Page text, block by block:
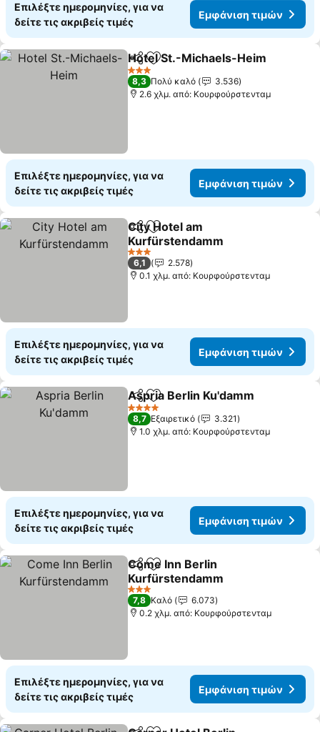
Επιλέξτε ημερομηνίες, για να
δείτε τις ακριβείς τιμές
Εμφάνιση τιμών
Κοινοποίηση
Προσθήκη στα αγαπημένα
Hotel St.-Michaels-Heim
3 Αστέρια
8,3 Πολύ καλό
3.536
2.6 χλμ. από: Κουρφούρστενταμ
Επιλέξτε ημερομηνίες, για να
δείτε τις ακριβείς τιμές
Εμφάνιση τιμών
Κοινοποίηση
Προσθήκη στα αγαπημένα
City Hotel am
Kurfürstendamm
3 Αστέρια
6,1
2.578
0.1 χλμ. από: Κουρφούρστενταμ
Επιλέξτε ημερομηνίες, για να
δείτε τις ακριβείς τιμές
Εμφάνιση τιμών
Κοινοποίηση
Προσθήκη στα αγαπημένα
Aspria Berlin Ku'damm
4 Αστέρια
8,7 Εξαιρετικό
3.321
1.0 χλμ. από: Κουρφούρστενταμ
Επιλέξτε ημερομηνίες, για να
δείτε τις ακριβείς τιμές
Εμφάνιση τιμών
Κοινοποίηση
Προσθήκη στα αγαπημένα
Come Inn Berlin
Kurfürstendamm
3 Αστέρια
7,8 Καλό
6.073
0.2 χλμ. από: Κουρφούρστενταμ
Επιλέξτε ημερομηνίες, για να
δείτε τις ακριβείς τιμές
Εμφάνιση τιμών